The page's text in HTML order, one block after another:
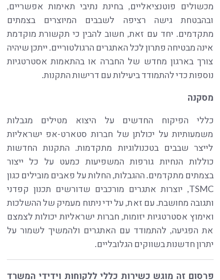
מכשולים פוטנציאליים, בחינת נתיבי תאימות אפשריים,
ובהבטחת גישה רציפה לשבבים המיוצרים בצמתים
מתקדמים. יחד עם זאת, חשוב להבין כי תקשורת מוקדמת
אינה מבטיחה פתרון לכל האתגרים הרגולטוריים. ייתכן שיהיה
צורך בארגון מחדש של החברה או בהתאמות אסטרטגיות
נוספות כדי להתמודד ביעילות עם דרישות התקנות.
מסקנה
כללי הפיקוח החדשים על היצוא מטילים מגבלות
משמעותיות על יכולתן של חברות סטארט-אפ ישראליות
לייצר שבבים בטכנולוגיות מתקדמות. התקנות החדשות
כוללות הנחיות גורפות המשפיעות כמעט על כל ייצור
בצמתים מתקדמים. ההגבלות, החלות על פאבים מובילים כגון
TSMC, יוצרות אתגרים מורכבים שדורשים תכנון קפדני
ותגובה מחושבת. עם זאת, על ידי ניתוח מעמיק של ההשלכות
ואימוץ אסטרטגיות יזומות, חברות ישראליות יכולות לצמצם
את הפגיעה, להתמודד עם האתגרים ולהמשיך לשמור על
יתרון חדשנות בשווקים הגלובליים.
פרסום זה מוגש כשירות כללי ללקוחות וידידי המשרד